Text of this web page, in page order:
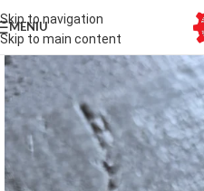
Skip to navigation
Skip to main content
MENIU